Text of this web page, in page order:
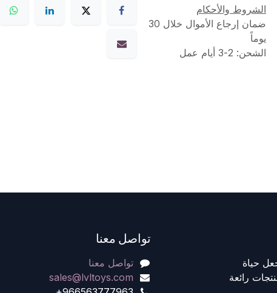
الشروط والأحكام
ضمان إرجاع الأموال خلال 30
يوماً
الشحن: 2-3 أيام عمل
حياة
رائعة
تواصل معنا
تواصل معنا
sales@lvltoys.com